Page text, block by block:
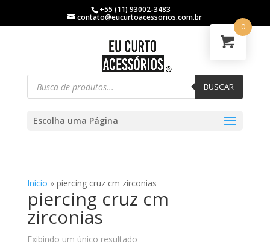
+55 (11) 93002-3483
contato@eucurtoacessorios.com.br
BUSCAR
Escolha uma Página
Início » piercing cruz cm zirconias
piercing cruz cm
zirconias
Exibindo um único resultado
0